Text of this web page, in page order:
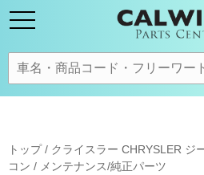
トップ/ クライスラー CHRYSLER ジ
コン / メンテナンス/純正パーツ